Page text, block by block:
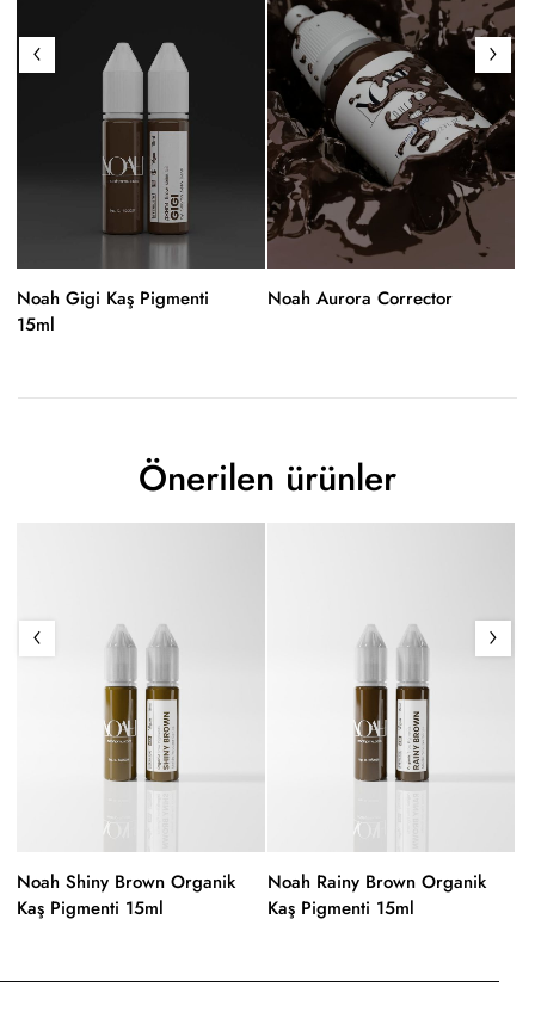
Noah Gigi Kaş Pigmenti
15ml
Noah Aurora Corrector
Önerilen ürünler
Noah Shiny Brown Organik
Kaş Pigmenti 15ml
Noah Rainy Brown Organik
Kaş Pigmenti 15ml